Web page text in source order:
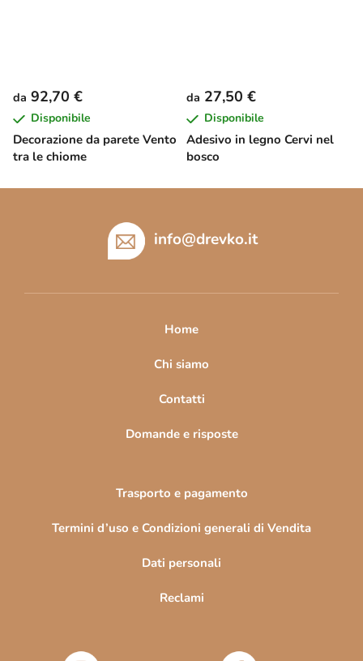
Decorazione da parete Vento
tra le chiome
da 92,70 €
Disponibile
Adesivo in legno Cervi nel
bosco
da 27,50 €
Disponibile
info@drevko.it
Home
Chi siamo
Contatti
Domande e risposte
Trasporto e pagamento
Termini d’uso e Condizioni generali di Vendita
Dati personali
Reclami